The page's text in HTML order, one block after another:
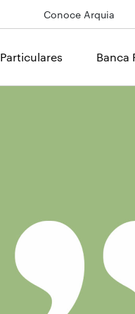
Conoce Arquia
Particulares Banca